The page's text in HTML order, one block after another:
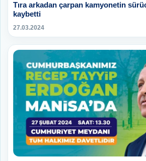
Tıra arkadan çarpan kamyonetin
kaybetti
27.03.2024